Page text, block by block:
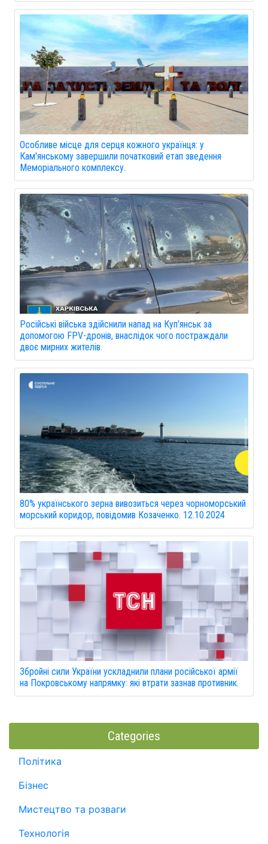
Особливе місце для серця кожного українця: у
Кам'янському завершили початковий етап зведення
Меморіального комплексу.
Російські війська здійснили напад на Куп'янськ за
допомогою FPV-дронів, внаслідок чого постраждали
двоє мирних жителів.
80% українського зерна вивозиться через чорноморський
морський коридор, повідомив Козаченко. 12.10.2024
Збройні сили України ускладнили плани російської армії
на Покровському напрямку: які втрати зазнав противник.
Categories
Політика
Бізнес
Мистецтво та розваги
Технологія